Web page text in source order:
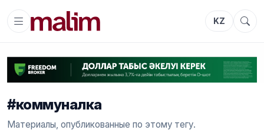
KZ
#коммуналка
Материалы, опубликованные по этому тегу.